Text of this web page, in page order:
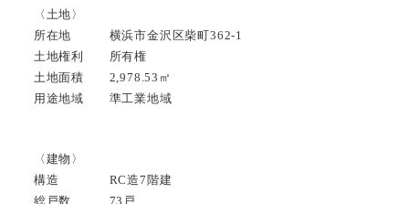
〈土地〉
所在地 横浜市金沢区柴町362-1
土地権利 所有権
土地面積 2,978.53㎡
用途地域 準工業地域
〈建物〉
構造 RC造7階建
総戸数 73戸